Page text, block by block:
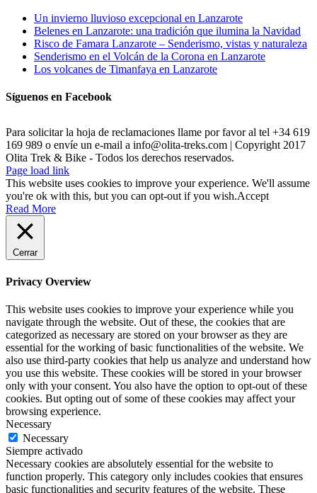
Un invierno lluvioso excepcional en Lanzarote
Belenes en Lanzarote: una tradición que ilumina la Navidad
Risco de Famara Lanzarote – Senderismo, vistas y naturaleza
Senderismo en el Volcán de la Corona en Lanzarote
Los volcanes de Timanfaya en Lanzarote
Síguenos en Facebook
Para solicitar la hoja de reclamaciones llame por favor al tel +34 619
169 989 o envíe un e-mail a info@olita-treks.com | Copyright 2017
Olita Trek & Bike - Todos los derechos reservados.
Page load link
This website uses cookies to improve your experience. We'll assume
you're ok with this, but you can opt-out if you wish.Accept
Read More
Cerrar
Privacy Overview
This website uses cookies to improve your experience while you
navigate through the website. Out of these, the cookies that are
categorized as necessary are stored on your browser as they are
essential for the working of basic functionalities of the website. We
also use third-party cookies that help us analyze and understand how
you use this website. These cookies will be stored in your browser
only with your consent. You also have the option to opt-out of these
cookies. But opting out of some of these cookies may affect your
browsing experience.
Necessary
Necessary
Siempre activado
Necessary cookies are absolutely essential for the website to
function properly. This category only includes cookies that ensures
basic functionalities and security features of the website. These